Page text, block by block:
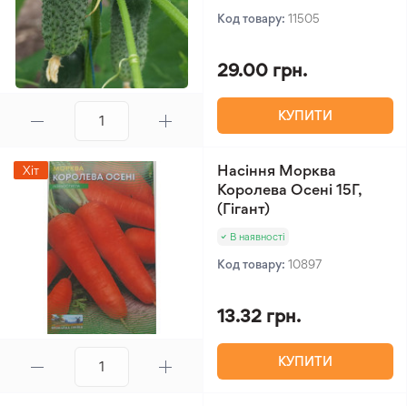
Код товару: 11505
29.00 грн.
КУПИТИ
Хіт
Насіння Морква
Королева Осені 15Г,
(Гігант)
В наявності
Код товару: 10897
13.32 грн.
КУПИТИ